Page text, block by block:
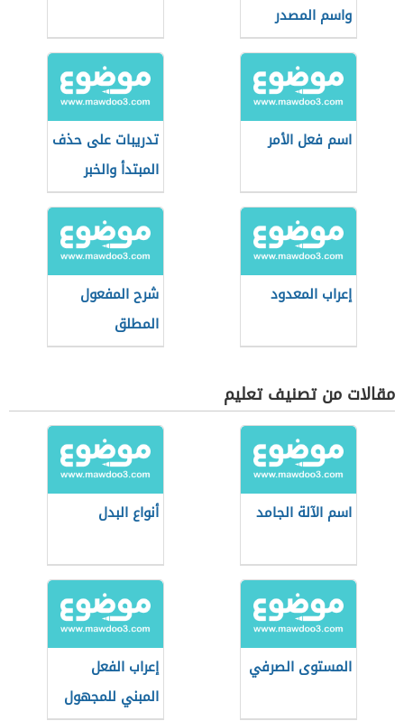
واسم المصدر
اسم فعل الأمر
تدريبات على حذف
المبتدأ والخبر
إعراب المعدود
شرح المفعول
المطلق
مقالات من تصنيف تعليم
اسم الآلة الجامد أنواع البدل
المستوى الصرفي
إعراب الفعل
المبني للمجهول